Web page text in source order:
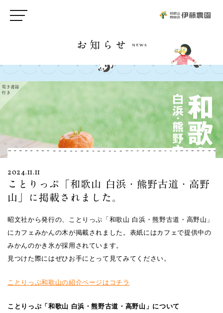
お知らせ
2024.11.11
ことりっぷ「和歌山 白浜・熊野古道・高野
山」に掲載されました。
昭文社から発行の、ことりっぷ「和歌山 白浜・熊野古道・高野山」
にカフェみかんの木が掲載されました。表紙にはカフェで提供中の
みかんのかき氷が採用されています。
見つけた際にはぜひお手にとって見てみてください。
ことりっぷ和歌山の紹介ページはコチラ
ことりっぷ「和歌山 白浜・熊野古道・高野山」について